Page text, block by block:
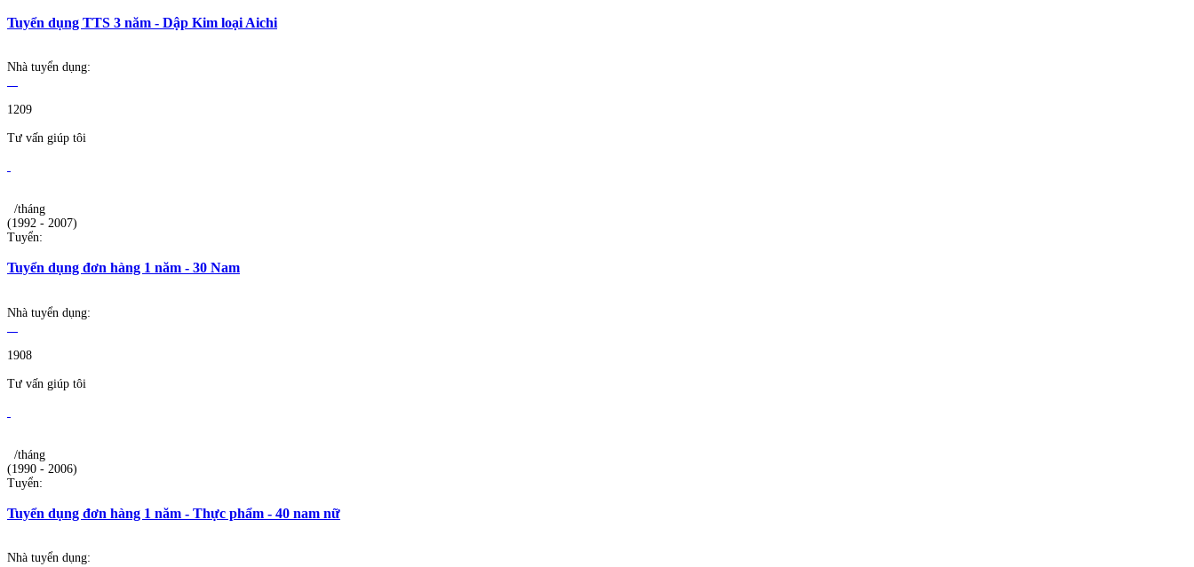
Tuyển dụng TTS 3 năm - Dập Kim loại Aichi
Nhà tuyển dụng:
1209
Tư vấn giúp tôi
/tháng
(1992 - 2007)
Tuyển:
Tuyển dụng đơn hàng 1 năm - 30 Nam
Nhà tuyển dụng:
1908
Tư vấn giúp tôi
/tháng
(1990 - 2006)
Tuyển:
Tuyển dụng đơn hàng 1 năm - Thực phẩm - 40 nam nữ
Nhà tuyển dụng: